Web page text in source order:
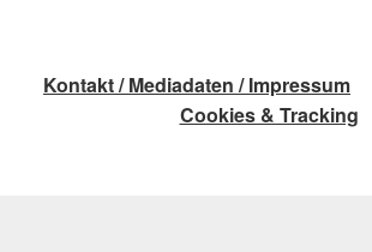
Kontakt / Mediadaten / Impressum
Cookies & Tracking